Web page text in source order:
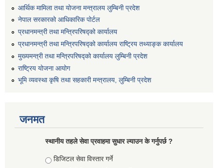
आर्थिक मामिला तथा योजना मन्त्रालय लुम्बिनी प्रदेश
नेपाल सरकारको आधिकारिक पोर्टल
प्रधानमन्त्री तथा मन्त्रिपरिषद्को कार्यालय
प्रधानमन्त्री तथा मन्त्रिपरिषद्को कार्यालय राष्ट्रिय तथ्याङ्क कार्यालय
मुख्यमन्त्री तथा मन्त्रिपरिषद्को कार्यालय लुम्बिनी प्रदेश
राष्ट्रिय योजना आयोग
भूमि व्यवस्था कृषि तथा सहकारी मन्त्रालय, लुम्बिनी प्रदेश
जनमत
स्थानीय तहले सेवा प्रवाहमा सुधार ल्याउन के गर्नुपर्छ ?
Choices
डिजिटल सेवा विस्तार गर्ने